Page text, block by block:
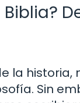
la
Sin